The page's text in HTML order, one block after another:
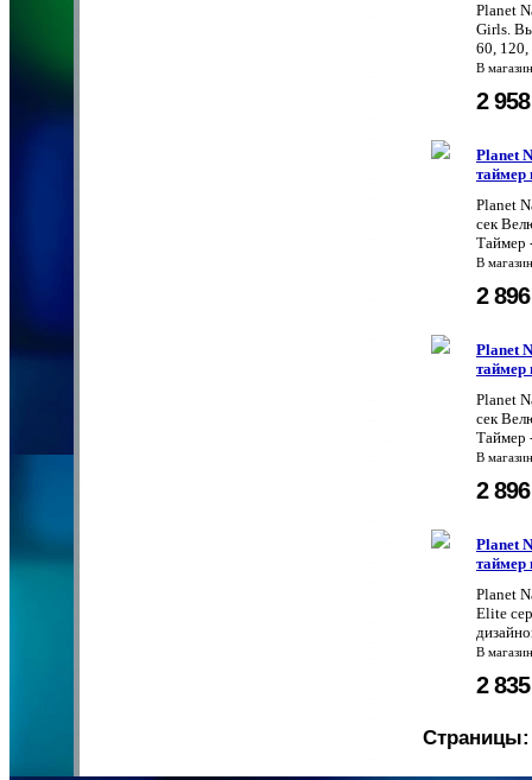
Planet
Girls.
60, 120,
В
2
Planet
таймер
Planet
сек
Таймер
В
2
Planet
таймер
Planet
сек
Таймер
В
2
Planet
таймер
Planet
Elite
В
2
Страницы: